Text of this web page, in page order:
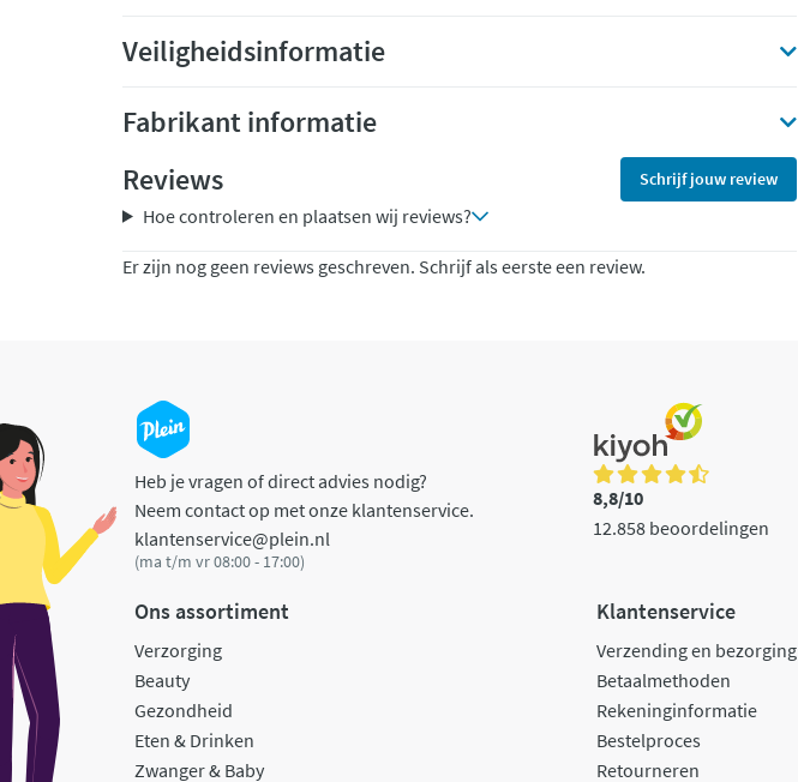
Veiligheidsinformatie
Fabrikant informatie
Reviews
Schrijf jouw review
Hoe controleren en plaatsen wij reviews?
Er zijn nog geen reviews geschreven. Schrijf als eerste een review.
Heb je vragen of direct advies nodig?
Neem contact op met onze klantenservice.
klantenservice@plein.nl
(ma t/m vr 08:00 - 17:00)
8,8/10
12.858 beoordelingen
Ons assortiment
Verzorging
Beauty
Gezondheid
Eten & Drinken
Zwanger & Baby
Klantenservice
Verzending en bezorging
Betaalmethoden
Rekeninginformatie
Bestelproces
Retourneren